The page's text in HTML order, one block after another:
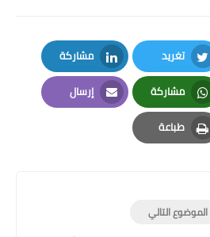
تغريد
Twitter
مشاركة
LinkedIn
مشاركة
Whatsapp
إرسال
Email
طباعة
Print
الموضوع التالي